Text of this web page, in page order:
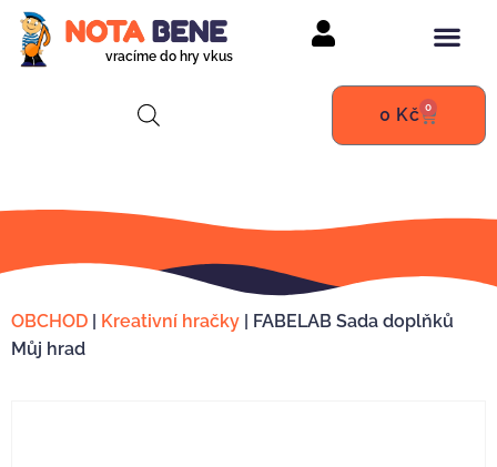
vracíme do hry vkus
0 Kč 0
OBCHOD | Kreativní hračky | FABELAB Sada doplňků
Můj hrad